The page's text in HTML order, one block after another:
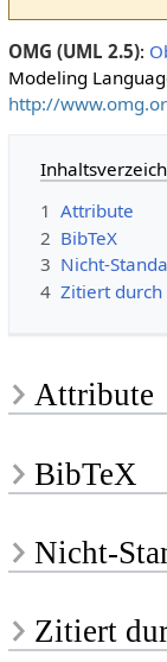
OMG (UML 2.5):
Modeling
http://
1 Attribute
2 BibTeX
3 Nicht-
4 Zitiert durch
Attribute
BibTeX
Nicht-
Zitiert